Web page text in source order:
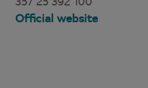
Official website